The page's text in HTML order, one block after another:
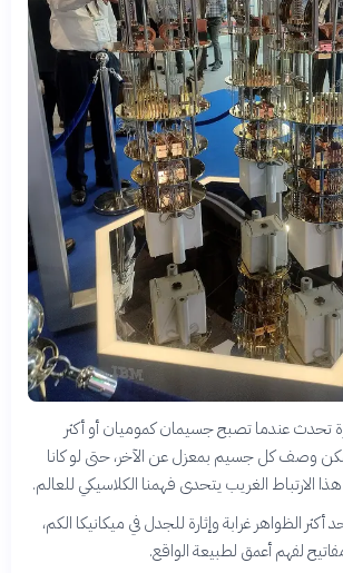
تحدث عندما تصبح جسيمان كموميان أو أكثر
وصف كل جسيم بمعزل عن الآخر، حتى لو كانا
الارتباط الغريب يتحدى فهمنا الكلاسيكي للعالم.
الظواهر غرابة وإثارة للجدل في ميكانيكا الكم،
لفهم أعمق لطبيعة الواقع.